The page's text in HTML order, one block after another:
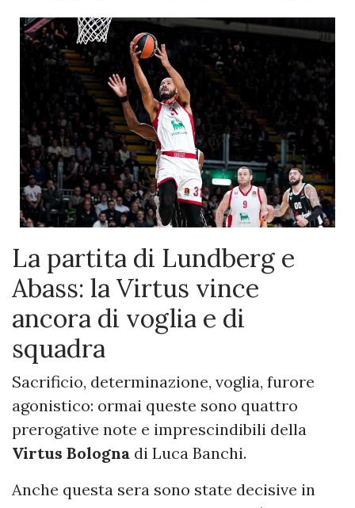
La partita di Lundberg e
Abass: la Virtus vince
ancora di voglia e di
squadra
Sacrificio, determinazione, voglia, furore
agonistico: ormai queste sono quattro
prerogative note e imprescindibili della
Virtus Bologna di Luca Banchi.
Anche questa sera sono state decisive in